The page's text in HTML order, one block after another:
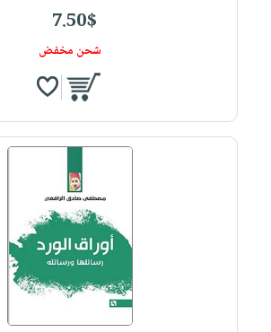
7.50$
شحن مخفض